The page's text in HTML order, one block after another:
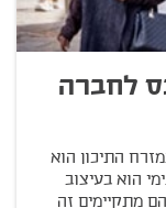
לחברה
התיכון הוא
הוא בעיצוב
מתקיימים זה